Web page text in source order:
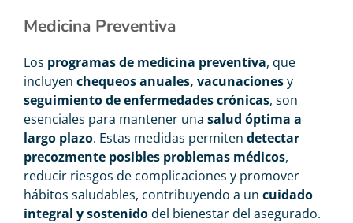
Medicina Preventiva
Los programas de medicina preventiva, que
incluyen chequeos anuales, vacunacionesy
seguimiento de enfermedades crónicas, son
esenciales para mantener una salud óptima a
largo plazo. Estas medidas permiten detectar
precozmente posibles problemas médicos,
reducir riesgos de complicaciones y promover
hábitos saludables, contribuyendo a un cuidado
integral y sostenidodel bienestar del asegurado.